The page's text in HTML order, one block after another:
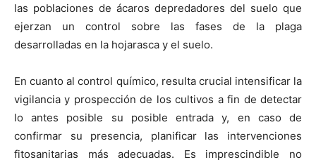
las poblaciones de ácaros depredadores del suelo que
ejerzan un control sobre las fases de la plaga
desarrolladas en la hojarasca y el suelo.
En cuanto al control químico, resulta crucial intensificar la
vigilancia y prospección de los cultivos a fin de detectar
lo antes posible su posible entrada y, en caso de
confirmar su presencia, planificar las intervenciones
fitosanitarias más adecuadas. Es imprescindible no